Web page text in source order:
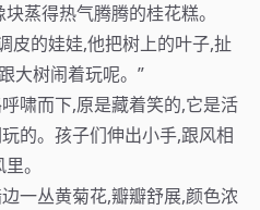
蒸得热气腾腾的桂花糕。
皮的娃娃,他把树上的叶子,扯
大树闹着玩呢。”
啸而下,原是藏着笑的,它是活
的。孩子们伸出小手,跟风相
。
一丛黄菊花,瓣瓣舒展,颜色浓